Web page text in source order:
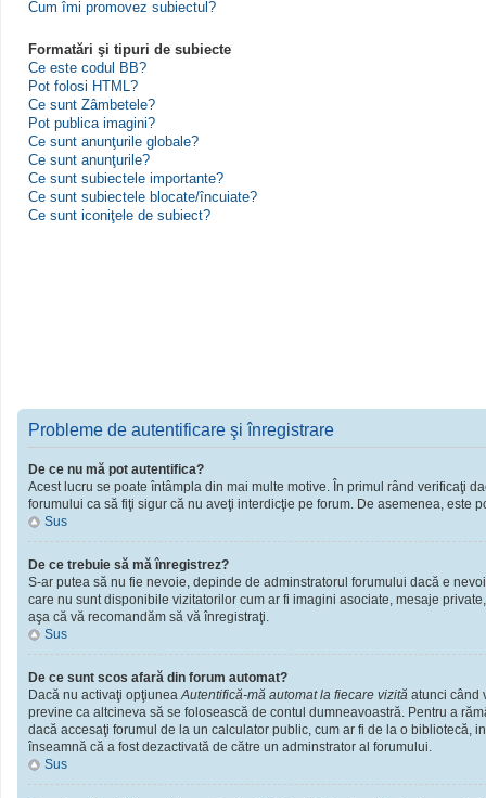
Cum îmi promovez subiectul?
Formatări şi tipuri de subiecte
Ce este codul BB?
Pot folosi HTML?
Ce sunt Zâmbetele?
Pot publica imagini?
Ce sunt anunţurile globale?
Ce sunt anunţurile?
Ce sunt subiectele importante?
Ce sunt subiectele blocate/încuiate?
Ce sunt iconiţele de subiect?
Probleme de autentificare şi înregistrare
De ce nu mă pot autentifica?
Acest lucru se poate întâmpla din mai multe motive. În primul rând verificaţi
forumului ca să fiţi sigur că nu aveţi interdicţie pe forum. De asemenea,
Sus
De ce trebuie să mă înregistrez?
S-ar putea să nu fie nevoie, depinde de adminstratorul forumului dacă e
care nu sunt disponibile vizitatorilor cum ar fi imagini asociate, mesaje
aşa că vă recomandăm să vă înregistraţi.
Sus
De ce sunt scos afară din forum automat?
Dacă nu activaţi opţiuneaAutentifică-mă automat la fiecare vizită atunci când
previne ca altcineva să se folosească de contul dumneavoastră. Pentru a
dacă accesaţi forumul de la un calculator public, cum ar fi de la o bibliotecă,
înseamnă că a fost dezactivată de către un adminstrator al forumului.
Sus